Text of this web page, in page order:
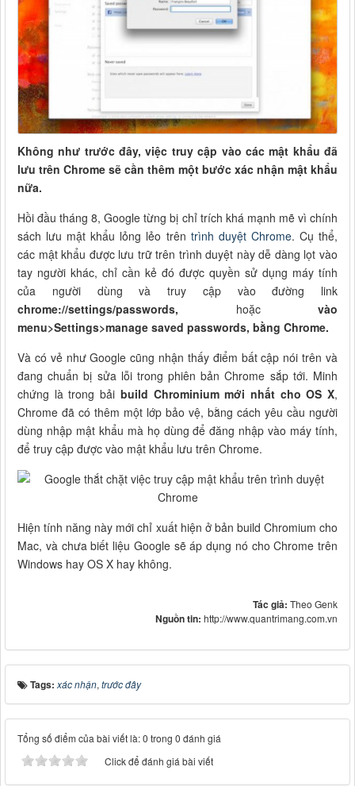
Không như trước đây, việc truy cập vào các mật khẩu đã
lưu trên Chrome sẽ cần thêm một bước xác nhận mật khẩu
nữa.
Hồi đầu tháng 8, Google từng bị chỉ trích khá mạnh mẽ vì chính
sách lưu mật khẩu lỏng lẻo trên trình duyệt Chrome. Cụ thể,
các mật khẩu được lưu trữ trên trình duyệt này dễ dàng lọt vào
tay người khác, chỉ cần kẻ đó được quyền sử dụng máy tính
của người dùng và truy cập vào đường link
chrome://settings/passwords, hoặcvào
menu>Settings>manage saved passwords, bằng Chrome.
Và có vẻ như Google cũng nhận thấy điểm bất cập nói trên và
đang chuẩn bị sửa lỗi trong phiên bản Chrome sắp tới. Minh
chứng là trong bải build Chrominium mới nhất cho OS X,
Chrome đã có thêm một lớp bảo vệ, bằng cách yêu cầu người
dùng nhập mật khẩu mà họ dùng để đăng nhập vào máy tính,
để truy cập được vào mật khẩu lưu trên Chrome.
Hiện tính năng này mới chỉ xuất hiện ở bản build Chromium cho
Mac, và chưa biết liệu Google sẽ áp dụng nó cho Chrome trên
Windows hay OS X hay không.
Tác giả: Theo Genk
Nguồn tin: http://www.quantrimang.com.vn
Tags: xác nhận, trước đây
Tổng số điểm của bài viết là: 0 trong 0 đánh giá
Click để đánh giá bài viết